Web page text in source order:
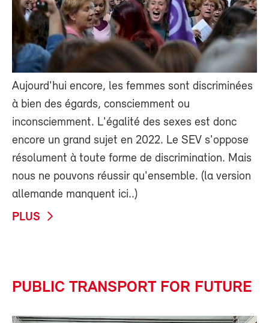
Aujourd'hui encore, les femmes sont discriminées
à bien des égards, consciemment ou
inconsciemment. L'égalité des sexes est donc
encore un grand sujet en 2022. Le SEV s'oppose
résolument à toute forme de discrimination. Mais
nous ne pouvons réussir qu'ensemble. (la version
allemande manquent ici..)
PLUS
PUBLIC TRANSPORT FOR FUTURE